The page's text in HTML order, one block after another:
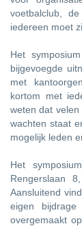
voetbalclub,
iedereen moet
Het
bijgevoegde
met
kortom met
weten dat
wachten staat
mogelijk leden
Het
Rengerslaan
Aansluitend
eigen
overgemaakt